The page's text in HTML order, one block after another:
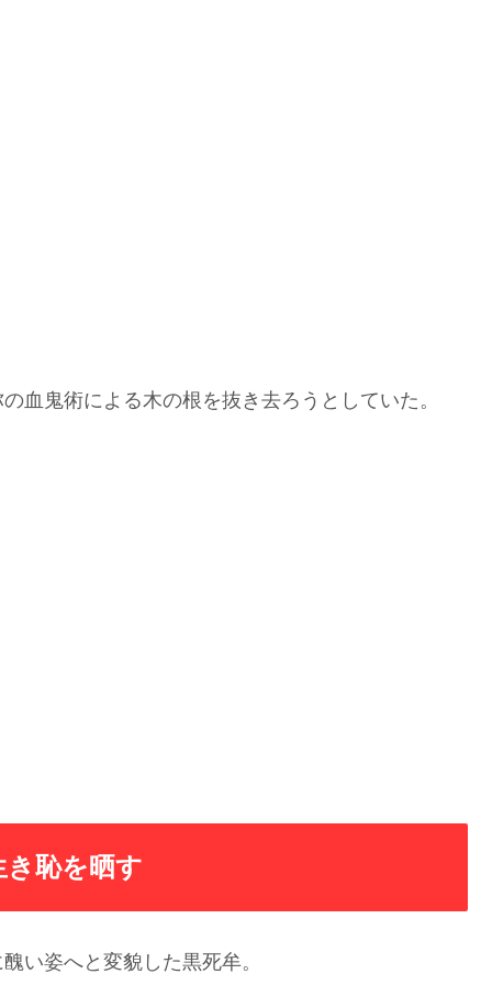
血鬼術による木の根を抜き去ろうとしていた。
き恥を晒す
い姿へと変貌した黒死牟。